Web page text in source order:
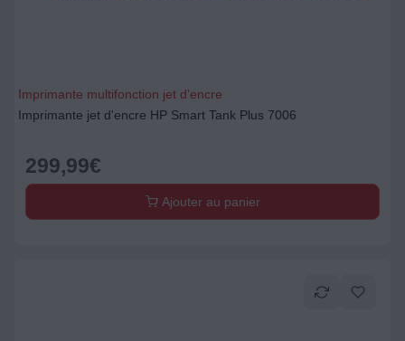
Imprimante multifonction jet d'encre
Imprimante jet d'encre HP Smart Tank Plus 7006
299,99€
Ajouter au panier